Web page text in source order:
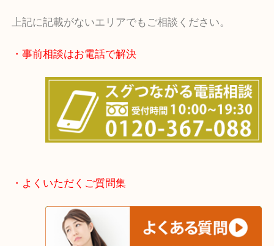
定！
貴金属などのほかにも絵画や骨董品・家電なども幅
取りをしています！